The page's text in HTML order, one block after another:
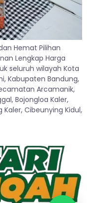
Hemat Pilihan
Lengkap Harga
seluruh wilayah Kota
Kabupaten Bandung,
Arcamanik,
Bojongloa Kaler,
Cibeunying Kidul,